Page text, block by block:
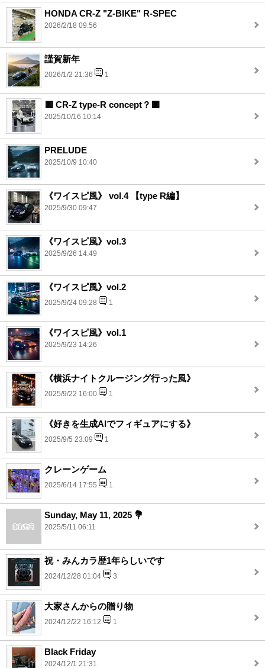
HONDA CR-Z "Z-BIKE" R-SPEC
2026/2/18 09:56
謹賀新年
2026/1/2 21:36 1
🟥 CR-Z type-R concept？🟥
2025/10/16 10:14
PRELUDE
2025/10/9 10:40
《ワイスピ風》 vol.4 【type R編】
2025/9/30 09:47
《ワイスピ風》vol.3
2025/9/26 14:49
《ワイスピ風》vol.2
2025/9/24 09:28 1
《ワイスピ風》vol.1
2025/9/23 14:26
《横浜ナイトクルージング行った風》
2025/9/22 16:00 1
《好きを生成AIでフィギュアにする》
2025/9/5 23:09 1
クレーンゲーム
2025/6/14 17:55 1
Sunday, May 11, 2025 💐
2025/5/11 06:11
祝・みんカラ歴1年らしいです
2024/12/28 01:04 3
大家さんからの贈り物
2024/12/22 16:12 1
Black Friday
2024/12/1 21:31